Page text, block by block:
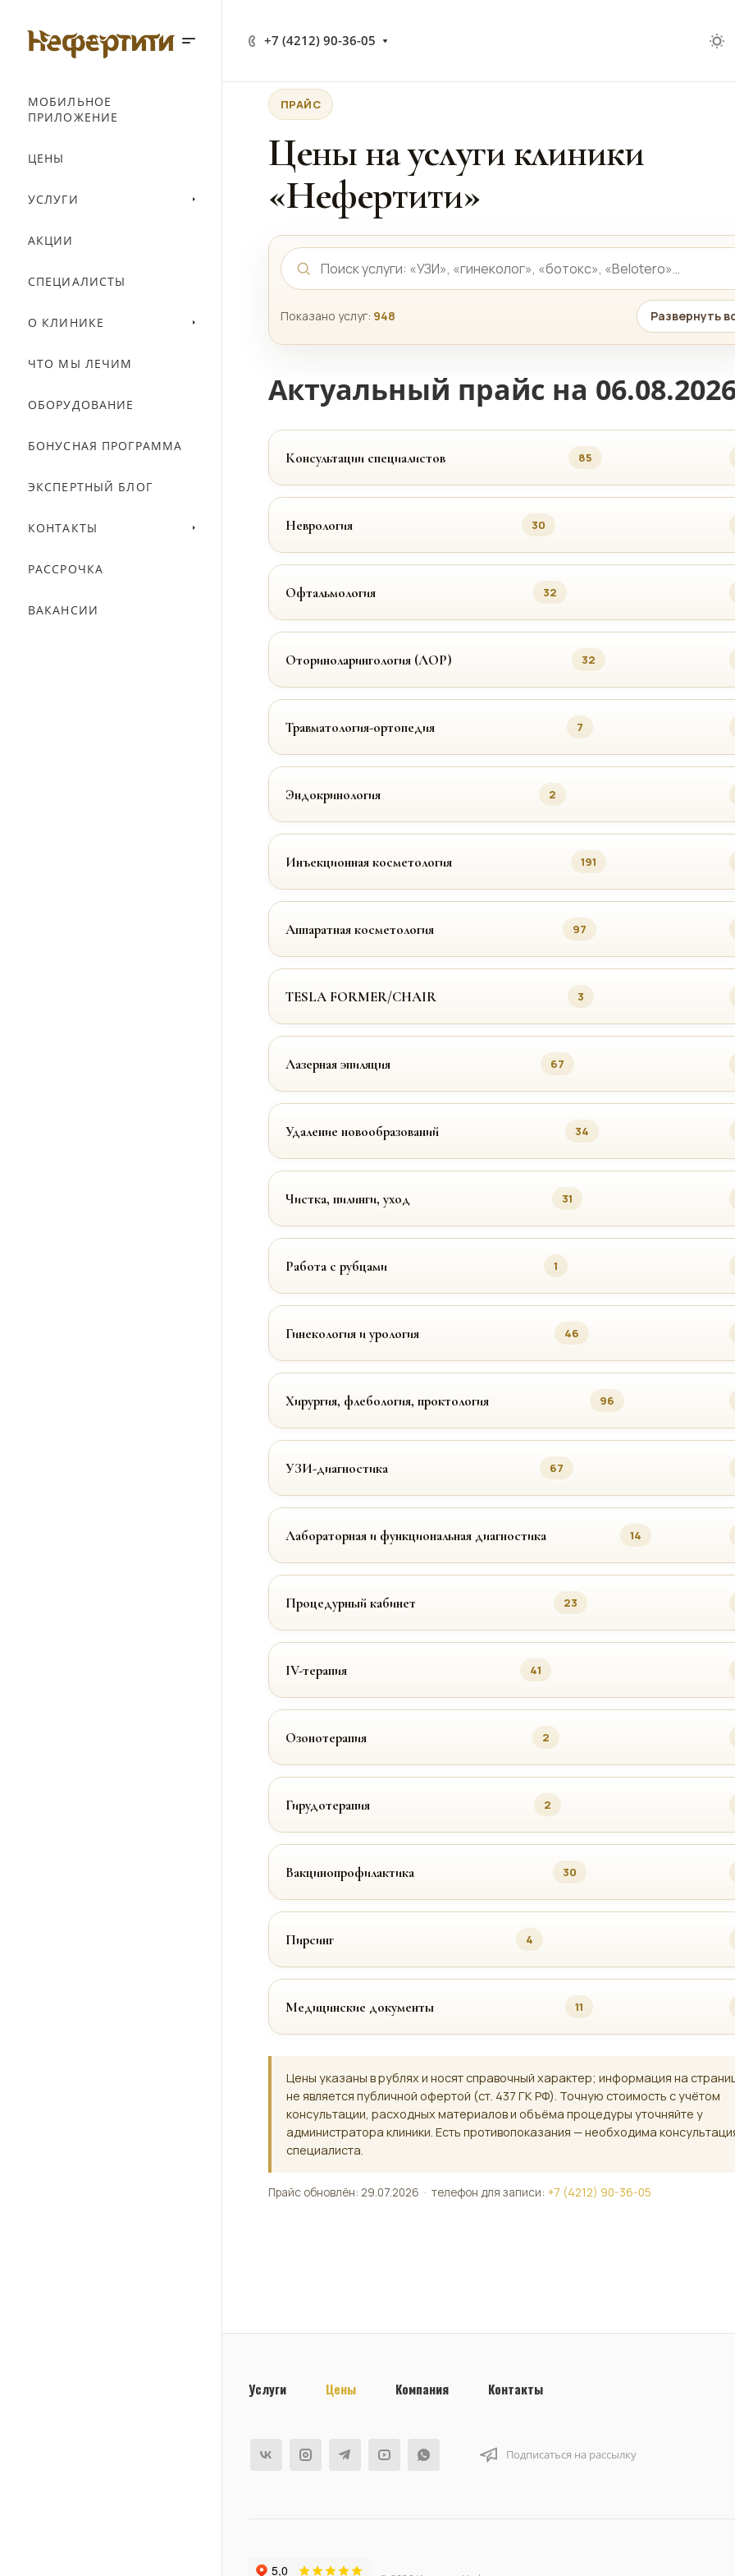
+7 (4212) 90-36-05
МОБИЛЬНОЕ
ПРИЛОЖЕНИЕ
ЦЕНЫ
УСЛУГИ
АКЦИИ
СПЕЦИАЛИСТЫ
О КЛИНИКЕ
ЧТО МЫ ЛЕЧИМ
ОБОРУДОВАНИЕ
БОНУСНАЯ ПРОГРАММА
ЭКСПЕРТНЫЙ БЛОГ
КОНТАКТЫ
РАССРОЧКА
ВАКАНСИИ
ПРАЙС
Цены на услуги клиники
«Нефертити»
Показано услуг: 948 Развернуть
Актуальный прайс на
Консультации специалистов 85
Неврология 30
Офтальмология 32
Оториноларингология (ЛОР) 32
Травматология-ортопедия 7
Эндокринология 2
Инъекционная косметология 191
Аппаратная косметология 97
TESLA FORMER/CHAIR 3
Лазерная эпиляция 67
Удаление новообразований 34
Чистка, пилинги, уход 31
Работа с рубцами 1
Гинекология и урология 46
Хирургия, флебология, проктология 96
УЗИ-диагностика 67
Лабораторная и функциональная диагностика 14
Процедурный кабинет 23
IV-терапия 41
Озонотерапия 2
Гирудотерапия 2
Вакцинопрофилактика 30
Пирсинг 4
Медицинские документы 11
Цены указаны в рублях и носят справочный характер; информация на
не является публичной офертой (ст. 437 ГК РФ). Точную стоимость с учётом
консультации, расходных материалов и объёма процедуры уточняйте у
администратора клиники. Есть противопоказания — необходима
специалиста.
Прайс обновлён: 29.07.2026 · телефон для записи: +7 (4212) 90-36-05
Услуги Цены Компания Контакты
Подписаться на рассылку